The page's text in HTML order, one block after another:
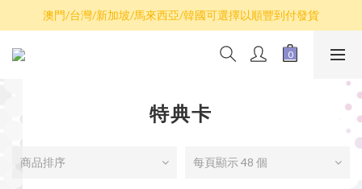
散卡買滿$100包平郵，全部產品買滿$800包順豐(香港境內)
澳門/台灣/新加坡/馬來西亞/韓國可選擇以順豐到付發貨
散卡買滿$100包平郵，全部產品買滿$800包順豐(香港境內)
特典卡
商品排序 每頁顯示 48 個